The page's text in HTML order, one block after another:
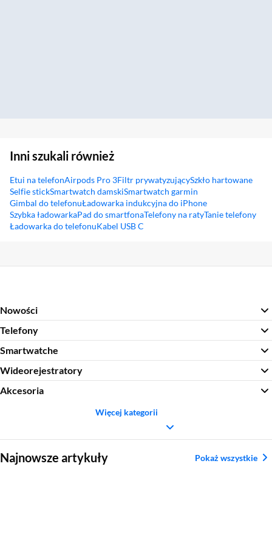
Inni szukali również
Etui na telefonAirpods Pro 3Filtr prywatyzującySzkło hartowane
Selfie stickSmartwatch damskiSmartwatch garmin
Gimbal do telefonuŁadowarka indukcyjna do iPhone
Szybka ładowarkaPad do smartfonaTelefony na ratyTanie telefony
Ładowarka do telefonuKabel USB C
Nowości
Telefony
Smartwatche
Wideorejestratory
Akcesoria
Więcej kategorii
Najnowsze artykuły Pokaż wszystkie